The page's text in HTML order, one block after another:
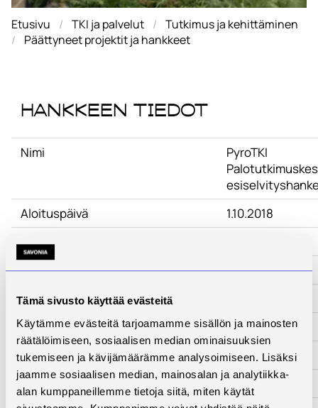
Tämä sivusto käyttää evästeitä
Käytämme evästeitä tarjoamamme sisällön ja mainosten
räätälöimiseen, sosiaalisen median ominaisuuksien
tukemiseen ja kävijämäärämme analysoimiseen. Lisäksi
jaamme sosiaalisen median, mainosalan ja analytiikka-
alan kumppaneillemme tietoja siitä, miten käytät
Etusivu TKI ja palvelut
Tutkimus ja kehittäminen
Päättyneet projektit ja hankkeet
Hankkeen tiedot
Nimi
PyroTKI
Aloituspäivä
1.10.2018
Lopetuspäivä
www-sivut
-
Tila
Yhteyshenkilö
Kalle Kiviranta
Kuvaus
Kehittämistarve